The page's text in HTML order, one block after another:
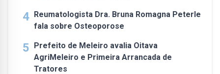
4 Reumatologista Dra. Bruna Romagna Peterle
fala sobre Osteoporose
5 Prefeito de Meleiro avalia Oitava
AgriMeleiro e Primeira Arrancada de
Tratores